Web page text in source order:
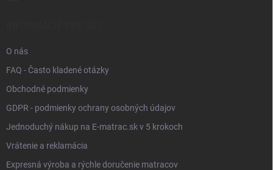
O nás
FAQ - Často kladené otázky
Obchodné podmienky
GDPR - podmienky ochrany osobných údajov
Jednoduchý nákup na E-matrac.sk v 5 krokoch
Vrátenie a reklamácia
Expresná výroba a rýchle doručenie matracov